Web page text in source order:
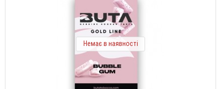
Немає в наявності